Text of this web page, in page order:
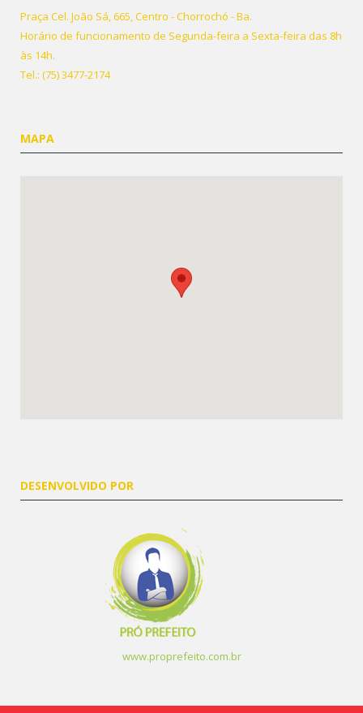
Praça Cel. João Sá, 665, Centro - Chorrochó - Ba.
Horário de funcionamento de Segunda-feira a Sexta-feira das 8h
às 14h.
Tel.: (75) 3477-2174
MAPA
DESENVOLVIDO POR
www.proprefeito.com.br